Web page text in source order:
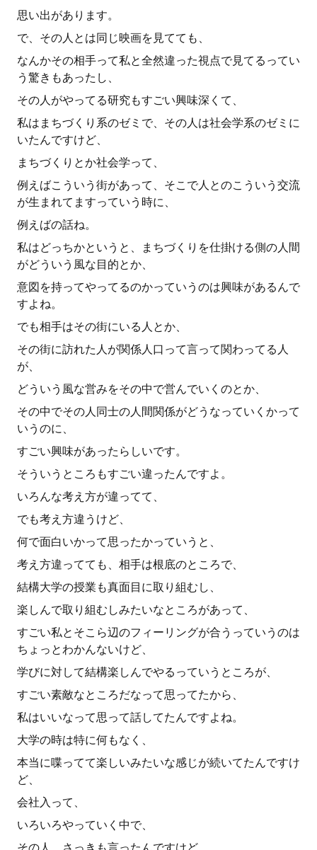
思い出があります。
で、その人とは同じ映画を見てても、
なんかその相手って私と全然違った視点で見てるってい
う驚きもあったし、
その人がやってる研究もすごい興味深くて、
私はまちづくり系のゼミで、その人は社会学系のゼミに
いたんですけど、
まちづくりとか社会学って、
例えばこういう街があって、そこで人とのこういう交流
が生まれてますっていう時に、
例えばの話ね。
私はどっちかというと、まちづくりを仕掛ける側の人間
がどういう風な目的とか、
意図を持ってやってるのかっていうのは興味があるんで
すよね。
でも相手はその街にいる人とか、
その街に訪れた人が関係人口って言って関わってる人
が、
どういう風な営みをその中で営んでいくのとか、
その中でその人同士の人間関係がどうなっていくかって
いうのに、
すごい興味があったらしいです。
そういうところもすごい違ったんですよ。
いろんな考え方が違ってて、
でも考え方違うけど、
何で面白いかって思ったかっていうと、
考え方違ってても、相手は根底のところで、
結構大学の授業も真面目に取り組むし、
楽しんで取り組むしみたいなところがあって、
すごい私とそこら辺のフィーリングが合うっていうのは
ちょっとわかんないけど、
学びに対して結構楽しんでやるっていうところが、
すごい素敵なところだなって思ってたから、
私はいいなって思って話してたんですよね。
大学の時は特に何もなく、
本当に喋ってて楽しいみたいな感じが続いてたんですけ
ど、
会社入って、
いろいろやっていく中で、